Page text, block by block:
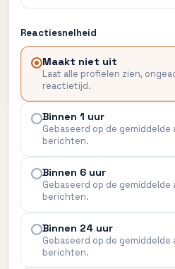
Reactiesnelheid
Maakt niet uit
Laat alle profielen zien,
reactietijd.
Binnen 1 uur
Gebaseerd op de
berichten.
Binnen 6 uur
Gebaseerd op de
berichten.
Binnen 24 uur
Gebaseerd op de
berichten.